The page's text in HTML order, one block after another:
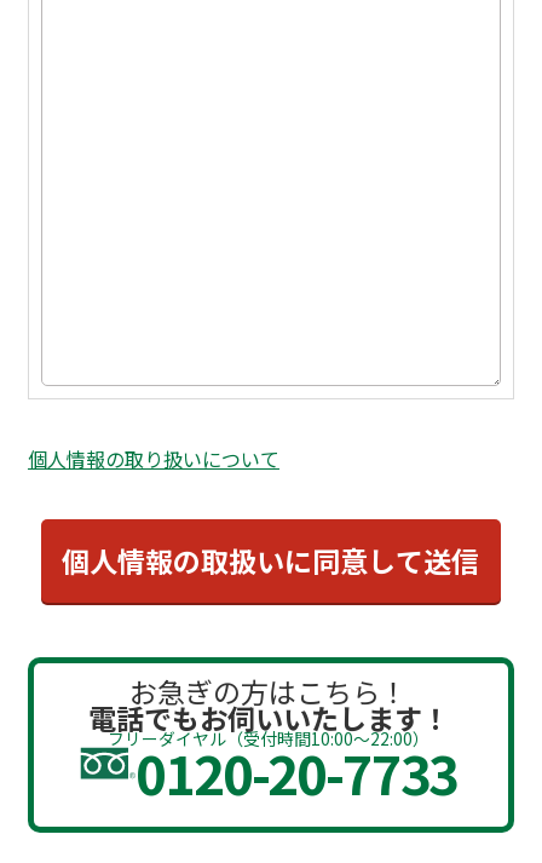
個人情報の取り扱いについて
お急ぎの方はこちら！
電話でもお伺いいたします！
フリーダイヤル（受付時間10:00～22:00）
0120-20-7733